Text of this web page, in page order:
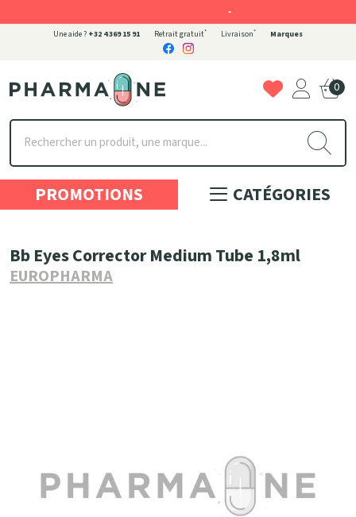
Une aide ? +32 4 369 15 91 Retrait gratuit* Livraison* Marques
Pharmaone Votre pharmacie en ligne à votre service
0
PROMOTIONS CATÉGORIES
Bb Eyes Corrector Medium Tube 1,8ml
EUROPHARMA